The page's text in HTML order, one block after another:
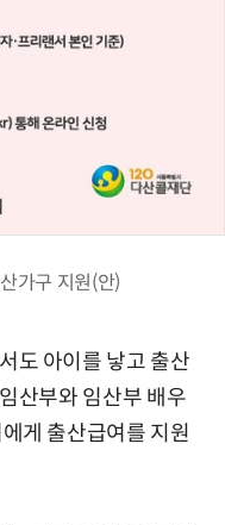
가구 지원(안)
도 아이를 낳고 출산
산부와 임산부 배우
게 출산급여를 지원